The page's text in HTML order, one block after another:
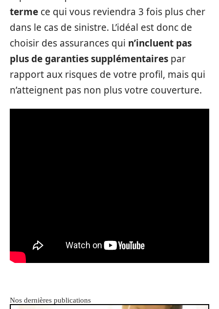
terme ce qui vous reviendra 3 fois plus cher
dans le cas de sinistre. L’idéal est donc de
choisir des assurances qui n’incluent pas
plus de garanties supplémentaires par
rapport aux risques de votre profil, mais qui
n’atteignent pas non plus votre couverture.
Nos dernières publications